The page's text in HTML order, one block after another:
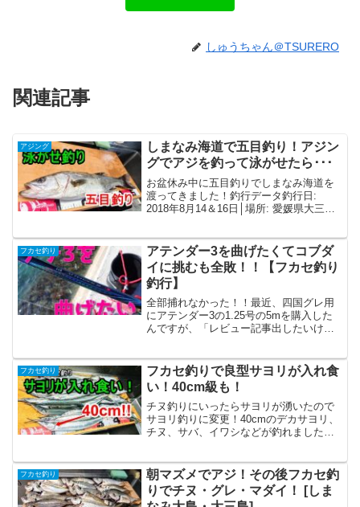
しゅうちゃん＠TSURERO
関連記事
アジング
しまなみ海道で五目釣り！アジン
グでアジを釣って泳がせたら･･･
お盆休み中に五目釣りでしまなみ海道を
渡ってきました！釣行データ釣行日:
2018年8月14＆16日│場所: 愛媛県大三
イソメ)を何故か頂いたので、ベ...
フカセ釣り
アテンダー3を曲げたくてコブダ
イに挑むも全敗！！【フカセ釣り
釣行】
全部捕れなかった！！最近、四国グレ用
にアテンダー3の1.25号の5mを購入した
んですが、「レビュー記事出したいけ
げねば！」との思いから、瀬戸内で曲げ
るなら時期的...
フカセ釣り
フカセ釣りで良型サヨリが入れ食
い！40cm級も！
チヌ釣りにいったらサヨリが湧いたので
サヨリ釣りに変更！40cmのデカサヨリ、
チヌ、サバ、イワシなどが釣れました！
い(潮・時間・場所): -│水...
フカセ釣り
朝マズメでアジ！その後フカセ釣
りでチヌ・グレ・マダイ！ [しま